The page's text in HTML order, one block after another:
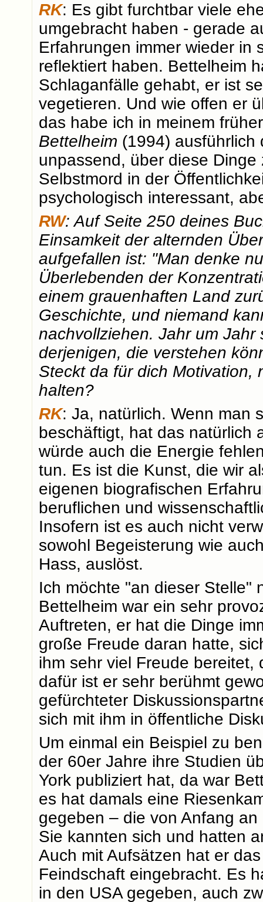
RK: Es gibt furchtbar viele
umgebracht haben - gerade
Erfahrungen immer wieder in
reflektiert haben. Bettelheim
Schlaganfälle gehabt, er ist
vegetieren. Und wie offen er
das habe ich in meinem
Bettelheim (1994) ausführlich
unpassend, über diese
Selbstmord in der
psychologisch interessant,
RW: Auf Seite 250 deines
Einsamkeit der alternden
aufgefallen ist: "Man denke
Überlebenden der
einem grauenhaften Land
Geschichte, und niemand
nachvollziehen. Jahr um Jahr
derjenigen, die verstehen
Steckt da für dich Motivation,
halten?
RK: Ja, natürlich. Wenn man
beschäftigt, hat das natürlich
würde auch die Energie
tun. Es ist die Kunst, die wir
eigenen biografischen
beruflichen und
Insofern ist es auch nicht
sowohl Begeisterung wie
Hass, auslöst.
Ich möchte "an dieser Stelle"
Bettelheim war ein sehr
Auftreten, er hat die Dinge
große Freude daran hatte,
ihm sehr viel Freude
dafür ist er sehr berühmt
gefürchteter
sich mit ihm in öffentliche
Um einmal ein Beispiel zu
der 60er Jahre ihre Studien
York publiziert hat, da war
es hat damals eine
gegeben – die von Anfang
Sie kannten sich und hatten
Auch mit Aufsätzen hat er
Feindschaft eingebracht. Es
in den USA gegeben, auch